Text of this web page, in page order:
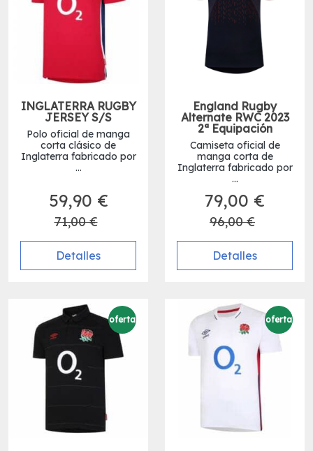
INGLATERRA RUGBY
JERSEY S/S
Polo oficial de manga
corta clásico de
Inglaterra fabricado por
...
59,90 €
71,00 €
Detalles
England Rugby
Alternate RWC 2023
2ª Equipación
Camiseta oficial de
manga corta de
Inglaterra fabricado por
...
79,00 €
96,00 €
Detalles
oferta oferta